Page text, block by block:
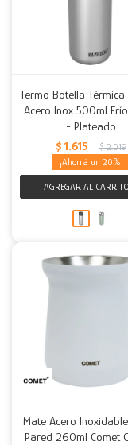
Termo Botella Térmica
Acero Inox 500ml
- Plateado
$ 1.615 $ 2.019
20
Mate Acero
Pared 260ml Comet